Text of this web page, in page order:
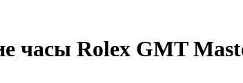
часы Rolex GMT